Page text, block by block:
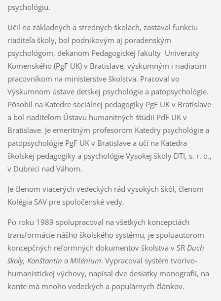
psychológiu.
Učil na základných a stredných školách, zastával funkciu
riaditeľa školy, bol podnikovým aj poradenským
psychológom, dekanom Pedagogickej fakulty Univerzity
Komenského (PgF UK) v Bratislave, výskumným i riadiacim
pracovníkom na ministerstve školstva. Pracoval vo
Výskumnom ústave detskej psychológie a patopsychológie.
Pôsobil na Katedre sociálnej pedagogiky PgF UK v Bratislave
a bol riaditeľom Ústavu humanitných štúdií PdF UK v
Bratislave. Je emeritným profesorom Katedry psychológie a
patopsychológie PgF UK v Bratislave a učí na Katedra
školskej pedagogiky a psychológie Vysokej školy DTI, s. r. o.,
v Dubnici nad Váhom.
Je členom viacerých vedeckých rád vysokých škôl, členom
Kolégia SAV pre spoločenské vedy.
Po roku 1989 spolupracoval na všetkých koncepciách
transformácie nášho školského systému, je spoluautorom
koncepčných reformných dokumentov školstva v SR Duch
školy, Konštantín a Milénium. Vypracoval systém tvorivo-
humanistickej výchovy, napísal dve desiatky monografií, na
konte má mnoho vedeckých a populárnych článkov.